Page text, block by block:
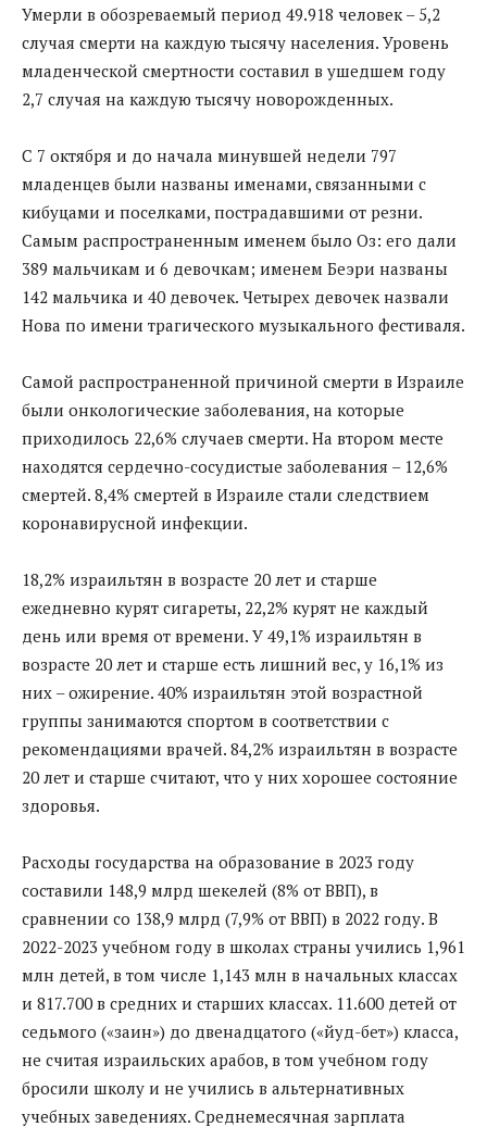
Умерли в обозреваемый период 49.918 человек – 5,2
случая смерти на каждую тысячу населения. Уровень
младенческой смертности составил в ушедшем году
2,7 случая на каждую тысячу новорожденных.
С 7 октября и до начала минувшей недели 797
младенцев были названы именами, связанными с
кибуцами и поселками, пострадавшими от резни.
Самым распространенным именем было Оз: его дали
389 мальчикам и 6 девочкам; именем Беэри названы
142 мальчика и 40 девочек. Четырех девочек назвали
Нова по имени трагического музыкального фестиваля.
Самой распространенной причиной смерти в Израиле
были онкологические заболевания, на которые
приходилось 22,6% случаев смерти. На втором месте
находятся сердечно-сосудистые заболевания – 12,6%
смертей. 8,4% смертей в Израиле стали следствием
коронавирусной инфекции.
18,2% израильтян в возрасте 20 лет и старше
ежедневно курят сигареты, 22,2% курят не каждый
день или время от времени. У 49,1% израильтян в
возрасте 20 лет и старше есть лишний вес, у 16,1% из
них – ожирение. 40% израильтян этой возрастной
группы занимаются спортом в соответствии с
рекомендациями врачей. 84,2% израильтян в возрасте
20 лет и старше считают, что у них хорошее состояние
здоровья.
Расходы государства на образование в 2023 году
составили 148,9 млрд шекелей (8% от ВВП), в
сравнении со 138,9 млрд (7,9% от ВВП) в 2022 году. В
2022-2023 учебном году в школах страны учились 1,961
млн детей, в том числе 1,143 млн в начальных классах
и 817.700 в средних и старших классах. 11.600 детей от
седьмого («заин») до двенадцатого («йуд-бет») класса,
не считая израильских арабов, в том учебном году
бросили школу и не учились в альтернативных
учебных заведениях. Среднемесячная зарплата